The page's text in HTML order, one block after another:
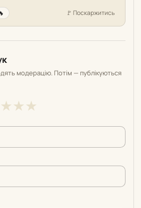
🚩 Поскаржитись
модерацію. Потім — публікуються
★
5
★4
5
★3
5
2
5